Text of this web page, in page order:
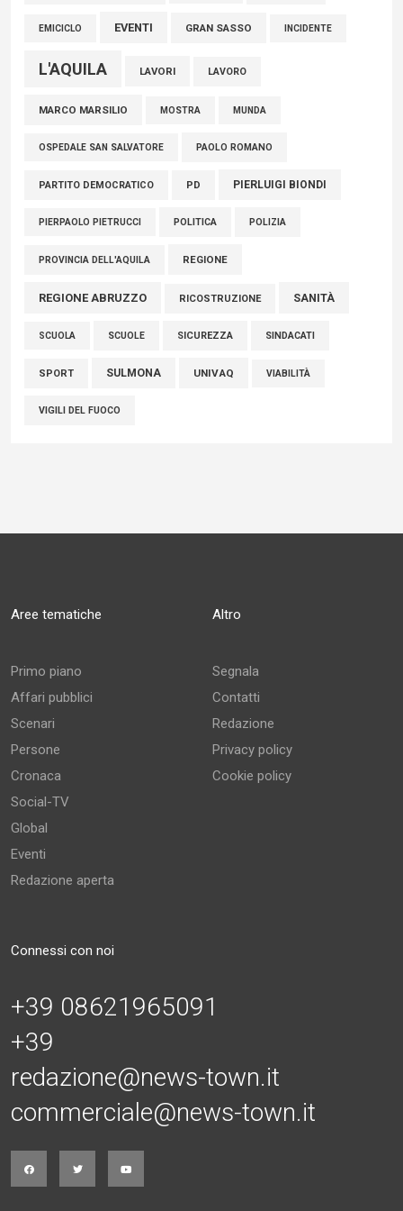
EMICICLO EVENTI GRAN SASSO INCIDENTE
L'AQUILA LAVORI LAVORO
MARCO MARSILIO MOSTRA MUNDA
OSPEDALE SAN SALVATORE PAOLO ROMANO
PARTITO DEMOCRATICO PD PIERLUIGI BIONDI
PIERPAOLO PIETRUCCI POLITICA POLIZIA
PROVINCIA DELL'AQUILA REGIONE
REGIONE ABRUZZO RICOSTRUZIONE SANITÀ
SCUOLA SCUOLE SICUREZZA SINDACATI
SPORT SULMONA UNIVAQ VIABILITÀ
VIGILI DEL FUOCO
Aree tematiche
Primo piano
Affari pubblici
Scenari
Persone
Cronaca
Social-TV
Global
Eventi
Redazione aperta
Altro
Segnala
Contatti
Redazione
Privacy policy
Cookie policy
Connessi con noi
+39 08621965091
+39
redazione@news-town.it
commerciale@news-town.it